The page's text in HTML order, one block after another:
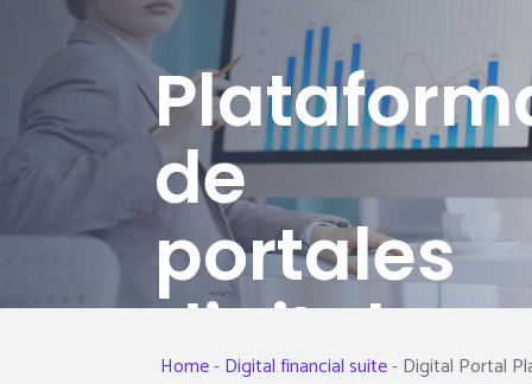
de
portales
digitales
Home-Digital financial suite-Digital Portal